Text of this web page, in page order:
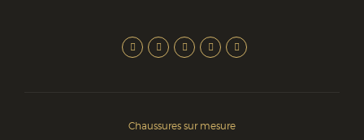
Chaussures sur mesure